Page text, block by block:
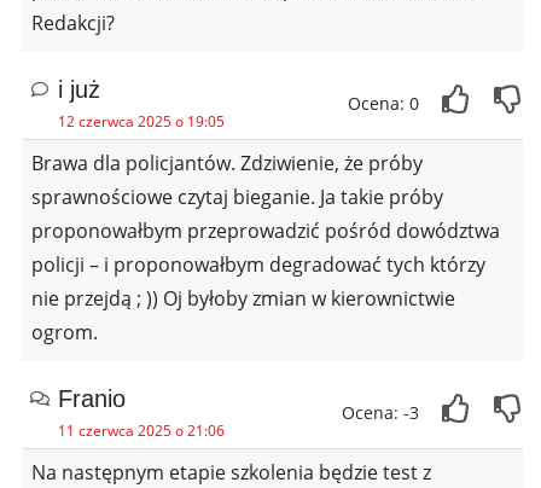
Redakcji?
i już
12 czerwca 2025 o 19:05
Ocena: 0
Brawa dla policjantów. Zdziwienie, że próby
sprawnościowe czytaj bieganie. Ja takie próby
proponowałbym przeprowadzić pośród dowództwa
policji – i proponowałbym degradować tych którzy
nie przejdą ; )) Oj byłoby zmian w kierownictwie
ogrom.
Franio
11 czerwca 2025 o 21:06
Ocena: -3
Na następnym etapie szkolenia będzie test z